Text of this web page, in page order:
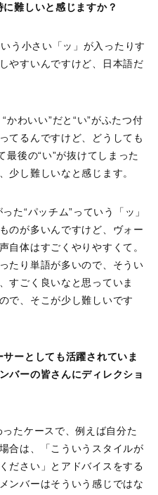
難しいと感じますか？
う小さい「ッ」が入ったりす
やすいんですけど、日本語だ
わいい”だと“い”がふたつ付
てるんですけど、どうしても
最後の“い”が抜けてしまった
少し難しいなと感じます。
た“パッチム”っていう「ッ」
のが多いんですけど、ヴォー
自体はすごくやりやすくて。
たり単語が多いので、そうい
すごく良いなと思っていま
で、そこが少し難しいです
ーとしても活躍されていま
バーの皆さんにディレクショ
たケースで、例えば自分た
合は、「こういうスタイルが
ださい」とアドバイスをする
ンバーはそういう感じではな